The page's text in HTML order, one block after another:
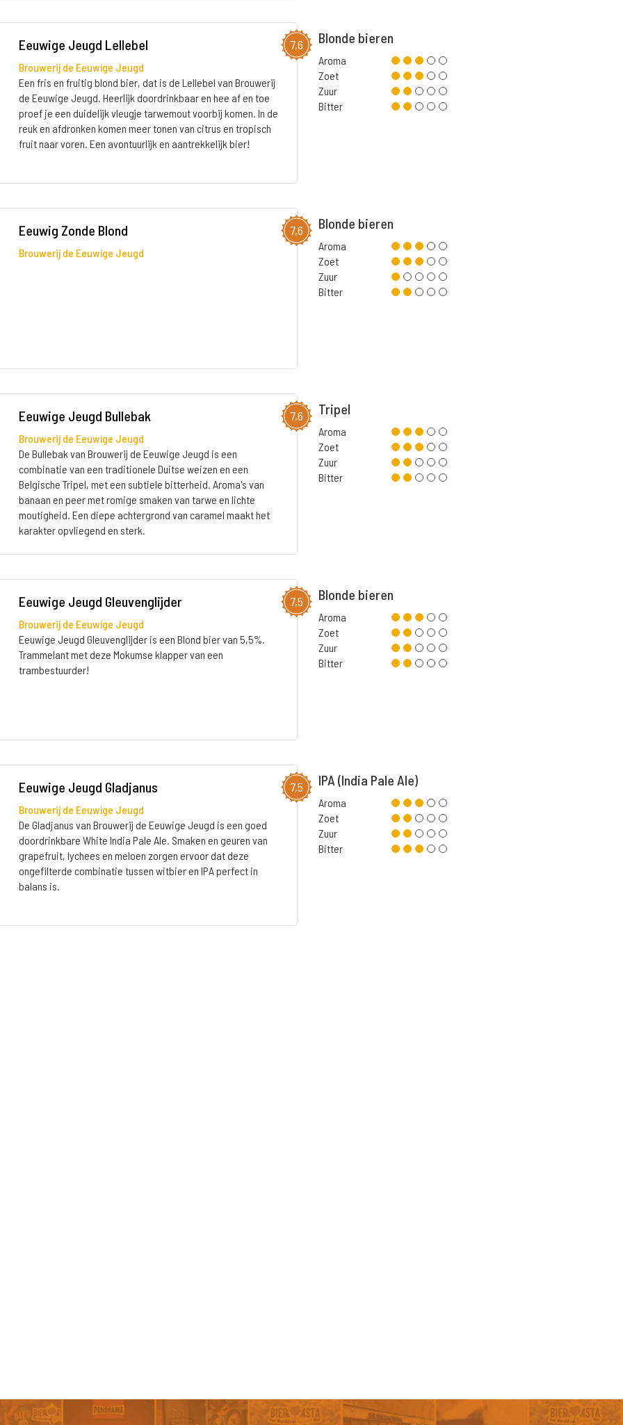
7,6
Eeuwige Jeugd Lellebel
Brouwerij de Eeuwige Jeugd
Een fris en fruitig blond bier, dat is de Lellebel van Brouwerij
de Eeuwige Jeugd. Heerlijk doordrinkbaar en hee af en toe
proef je een duidelijk vleugje tarwemout voorbij komen. In de
reuk en afdronken komen meer tonen van citrus en tropisch
fruit naar voren. Een avontuurlijk en aantrekkelijk bier!
Blonde bieren
Aroma
Zoet
Zuur
Bitter
7,6
Eeuwig Zonde Blond
Brouwerij de Eeuwige Jeugd
Blonde bieren
Aroma
Zoet
Zuur
Bitter
7,6
Eeuwige Jeugd Bullebak
Brouwerij de Eeuwige Jeugd
De Bullebak van Brouwerij de Eeuwige Jeugd is een
combinatie van een traditionele Duitse weizen en een
Belgische Tripel, met een subtiele bitterheid. Aroma's van
banaan en peer met romige smaken van tarwe en lichte
moutigheid. Een diepe achtergrond van caramel maakt het
karakter opvliegend en sterk.
Tripel
Aroma
Zoet
Zuur
Bitter
7,5
Eeuwige Jeugd Gleuvenglijder
Brouwerij de Eeuwige Jeugd
Eeuwige Jeugd Gleuvenglijder is een Blond bier van 5,5%.
Trammelant met deze Mokumse klapper van een
trambestuurder!
Blonde bieren
Aroma
Zoet
Zuur
Bitter
7,5
Eeuwige Jeugd Gladjanus
Brouwerij de Eeuwige Jeugd
De Gladjanus van Brouwerij de Eeuwige Jeugd is een goed
doordrinkbare White India Pale Ale. Smaken en geuren van
grapefruit, lychees en meloen zorgen ervoor dat deze
ongefilterde combinatie tussen witbier en IPA perfect in
balans is.
IPA (India Pale Ale)
Aroma
Zoet
Zuur
Bitter